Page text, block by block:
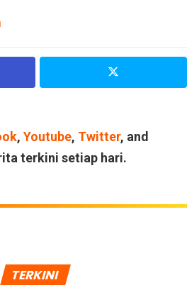
, Youtube, Twitter, and
terkini setiap hari.
TERKINI